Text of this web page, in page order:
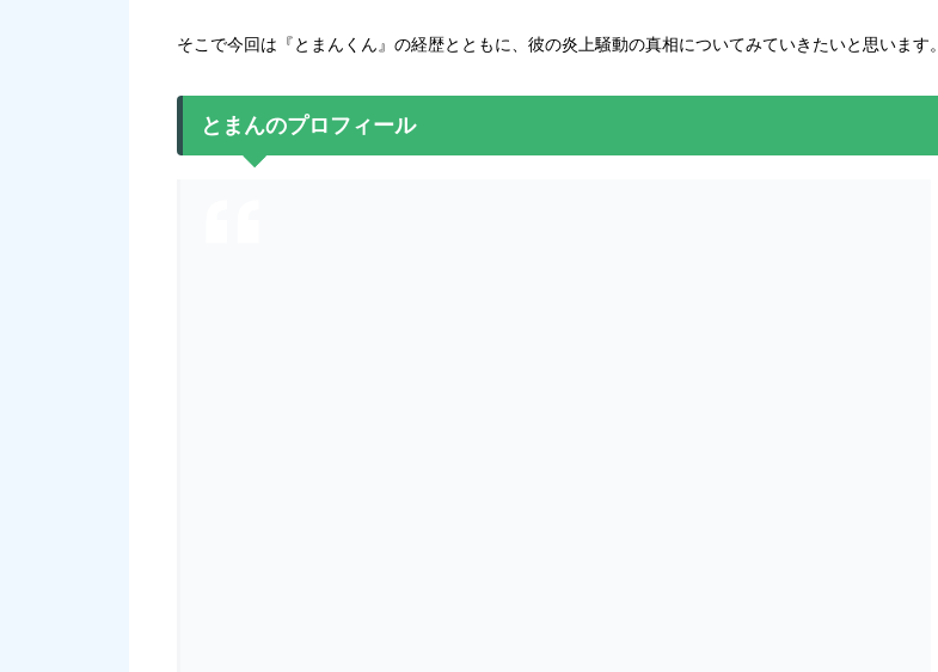
そこで今回は『とまんくん』の経歴とともに、彼の炎上騒動の真相についてみていきたいと思います。
とまんのプロフィール